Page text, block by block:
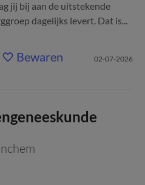
jij bij aan de uitstekende
dagelijks levert. Dat is...
Bewaren 02-07-2026